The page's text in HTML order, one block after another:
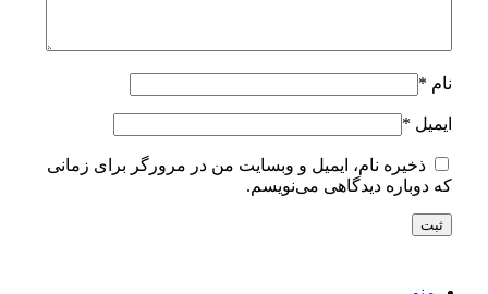
نام *
ایمیل *
ذخیره نام، ایمیل و وبسایت من در مرورگر برای زمانی
که دوباره دیدگاهی می‌نویسم.